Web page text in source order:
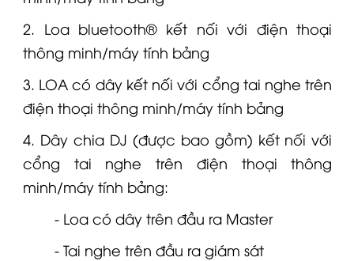
2. Loa bluetooth® kết nối với điện thoại
thông minh/máy tính bảng
3. LOA có dây kết nối với cổng tai nghe trên
điện thoại thông minh/máy tính bảng
4. Dây chia DJ (được bao gồm) kết nối với
cổng tai nghe trên điện thoại thông
minh/máy tính bảng:
- Loa có dây trên đầu ra Master
- Tai nghe trên đầu ra giám sát